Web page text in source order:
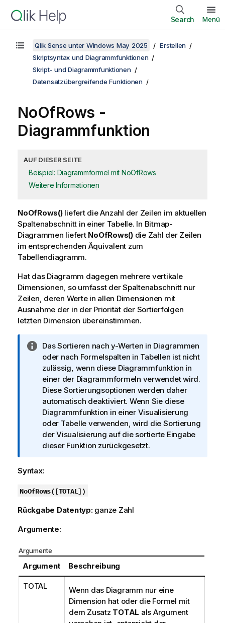
Search Menü
Qlik Sense unter Windows May 2025
Erstellen
Skriptsyntax und Diagrammfunktionen
Skript- und Diagrammfunktionen
Datensatzübergreifende Funktionen
NoOfRows -
Diagrammfunktion
AUF DIESER SEITE
Beispiel: Diagrammformel mit NoOfRows
Weitere Informationen
NoOfRows()liefert die Anzahl der Zeilen im aktuellen
Spaltenabschnitt in einer Tabelle. In Bitmap-
Diagrammen liefert NoOfRows()die Zahl der Zeilen
im entsprechenden Äquivalent zum
Tabellendiagramm.
Hat das Diagramm dagegen mehrere vertikale
Dimensionen, so umfasst der Spaltenabschnitt nur
Zeilen, deren Werte in allen Dimensionen mit
Ausnahme der in der Priorität der Sortierfolgen
letzten Dimension übereinstimmen.
I
n
f
o
r
m
a
t
i
o
s
i
w
i
Das Sortieren nach y-Werten in Diagrammen
oder nach Formelspalten in Tabellen ist nicht
zulässig, wenn diese Diagrammfunktion in
einer der Diagrammformeln verwendet wird.
Diese Sortierungsoptionen werden daher
automatisch deaktiviert. Wenn Sie diese
Diagrammfunktion in einer Visualisierung
oder Tabelle verwenden, wird die Sortierung
der Visualisierung auf die sortierte Eingabe
dieser Funktion zurückgesetzt.
Syntax:
NoOfRows([TOTAL] )
Rückgabe Datentyp: ganze Zahl
Argumente:
Argumente
Argument Beschreibung
TOTAL
Wenn das Diagramm nur eine
Dimension hat oder die Formel mit
dem Zusatz TOTAL als Argument